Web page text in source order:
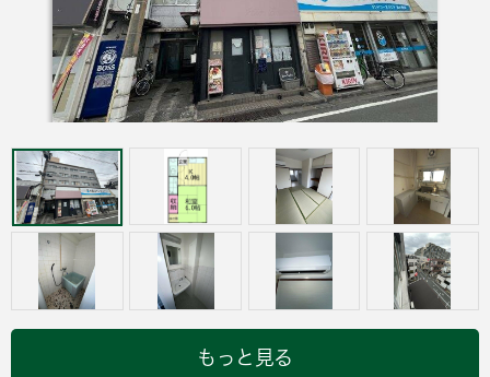
もっと見る